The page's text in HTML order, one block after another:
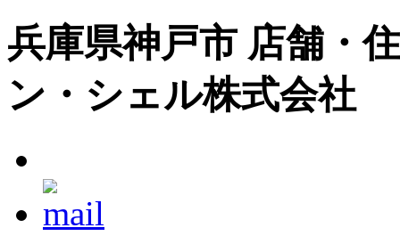
兵庫県神戸市 店舗・
ン・シェル株式会社